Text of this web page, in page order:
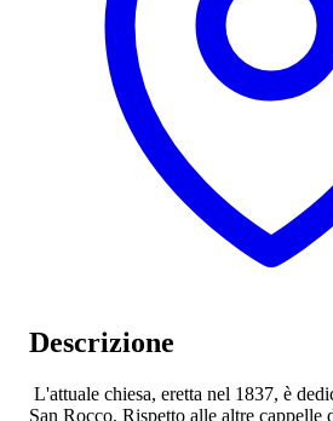
Descrizione
L'attuale chiesa, eretta nel 1837, è
San Rocco. Rispetto alle altre cappelle